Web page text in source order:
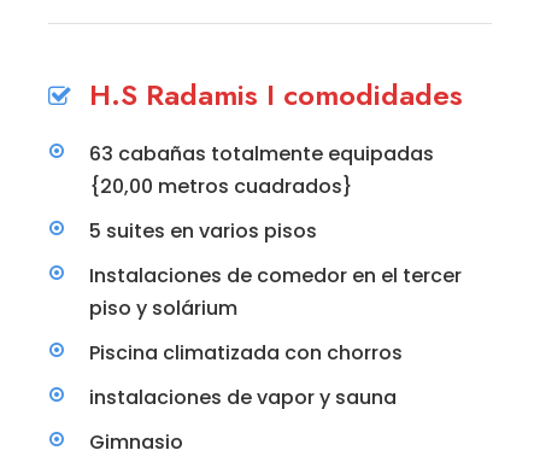
H.S Radamis I comodidades
63 cabañas totalmente equipadas
{20,00 metros cuadrados}
5 suites en varios pisos
Instalaciones de comedor en el tercer
piso y solárium
Piscina climatizada con chorros
instalaciones de vapor y sauna
Gimnasio